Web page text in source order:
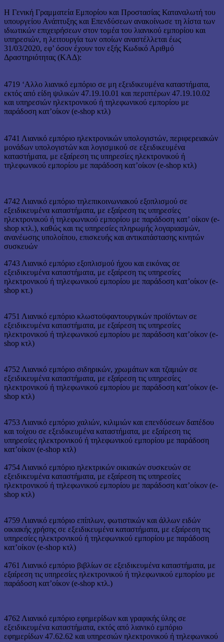
Η Γενική Γραμματεία Εμπορίου και Προστασίας Καταναλωτή του
υπουργείου Ανάπτυξης και Επενδύσεων ανακοίνωσε τη λίστα των
ιδιωτικών επιχειρήσεων στον τομέα του λιανικού εμπορίου και
υπηρεσιών, η λειτουργία των οποίων αναστέλλεται έως
31/03/2020, εφ’ όσον έχουν τον εξής Κωδικό Αριθμό
Δραστηριότητας (ΚΑΔ):
4719 ‘Αλλο λιανικό εμπόριο σε μη εξειδικευμένα καταστήματα,
εκτός από είδη ψιλικών 47.19.10.01 και περιπτέρων 47.19.10.02
και υπηρεσιών ηλεκτρονικού ή τηλεφωνικού εμπορίου με
παράδοση κατ’οίκον (e-shop κτλ)
4741 Λιανικό εμπόριο ηλεκτρονικών υπολογιστών, περιφερειακών
μονάδων υπολογιστών και λογισμικού σε εξειδικευμένα
καταστήματα, με εξαίρεση τις υπηρεσίες ηλεκτρονικού ή
τηλεφωνικού εμπορίου με παράδοση κατ’οίκον (e-shop κτλ)
4742 Λιανικό εμπόριο τηλεπικοινωνιακού εξοπλισμού σε
εξειδικευμένα καταστήματα, με εξαίρεση τις υπηρεσίες
ηλεκτρονικού ή τηλεφωνικού εμπορίου με παράδοση κατ’ οίκον (e-
shop κτλ.), καθώς και τις υπηρεσίες πληρωμής λογαριασμών,
ανανέωσης υπολοίπου, επισκευής και αντικατάστασης κινητών
συσκευών
4743 Λιανικό εμπόριο εξοπλισμού ήχου και εικόνας σε
εξειδικευμένα καταστήματα, με εξαίρεση τις υπηρεσίες
ηλεκτρονικού ή τηλεφωνικού εμπορίου με παράδοση κατ’οίκον (e-
shop κτ.)
4751 Λιανικό εμπόριο κλωστοϋφαντουργικών προϊόντων σε
εξειδικευμένα καταστήματα, με εξαίρεση τις υπηρεσίες
ηλεκτρονικού ή τηλεφωνικού εμπορίου με παράδοση κατ’οίκον (e-
shop κτλ)
4752 Λιανικό εμπόριο σιδηρικών, χρωμάτων και τζαμιών σε
εξειδικευμένα καταστήματα, με εξαίρεση τις υπηρεσίες
ηλεκτρονικού ή τηλεφωνικού εμπορίου με παράδοση κατ’οίκον (e-
shop κτλ)
4753 Λιανικό εμπόριο χαλιών, κιλιμιών και επενδύσεων δαπέδου
και τοίχου σε εξειδικευμένα καταστήματα, με εξαίρεση τις
υπηρεσίες ηλεκτρονικού ή τηλεφωνικού εμπορίου με παράδοση
κατ’οίκον (e-shop κτλ)
4754 Λιανικό εμπόριο ηλεκτρικών οικιακών συσκευών σε
εξειδικευμένα καταστήματα, με εξαίρεση τις υπηρεσίες
ηλεκτρονικού ή τηλεφωνικού εμπορίου με παράδοση κατ’οίκον (e-
shop κτλ)
4759 Λιανικό εμπόριο επίπλων, φωτιστικών και άλλων ειδών
οικιακής χρήσης σε εξειδικευμένα καταστήματα, με εξαίρεση τις
υπηρεσίες ηλεκτρονικού ή τηλεφωνικού εμπορίου με παράδοση
κατ’οίκον (e-shop κτλ)
4761 Λιανικό εμπόριο βιβλίων σε εξειδικευμένα καταστήματα, με
εξαίρεση τις υπηρεσίες ηλεκτρονικού ή τηλεφωνικού εμπορίου με
παράδοση κατ’οίκον (e-shop κτλ.)
4762 Λιανικό εμπόριο εφημερίδων και γραφικής ύλης σε
εξειδικευμένα καταστήματα, εκτός από λιανικό εμπόριο
εφημερίδων 47.62.62 και υπηρεσιών ηλεκτρονικού ή τηλεφωνικού